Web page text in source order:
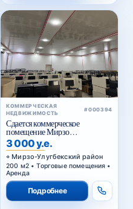
КОММЕРЧЕСКАЯ
НЕДВИЖИМОСТЬ
#000394
Сдается коммерческое
помещение Мирзо
Улугбекский район.
3 000 у.е.
Мирзо-Улугбекский район
200 м2 • Торговые помещения •
Аренда
Подробнее